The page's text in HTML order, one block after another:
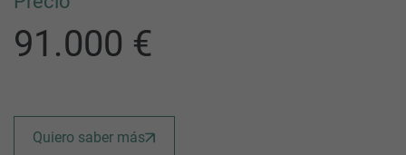
91.000 €
Quiero saber más